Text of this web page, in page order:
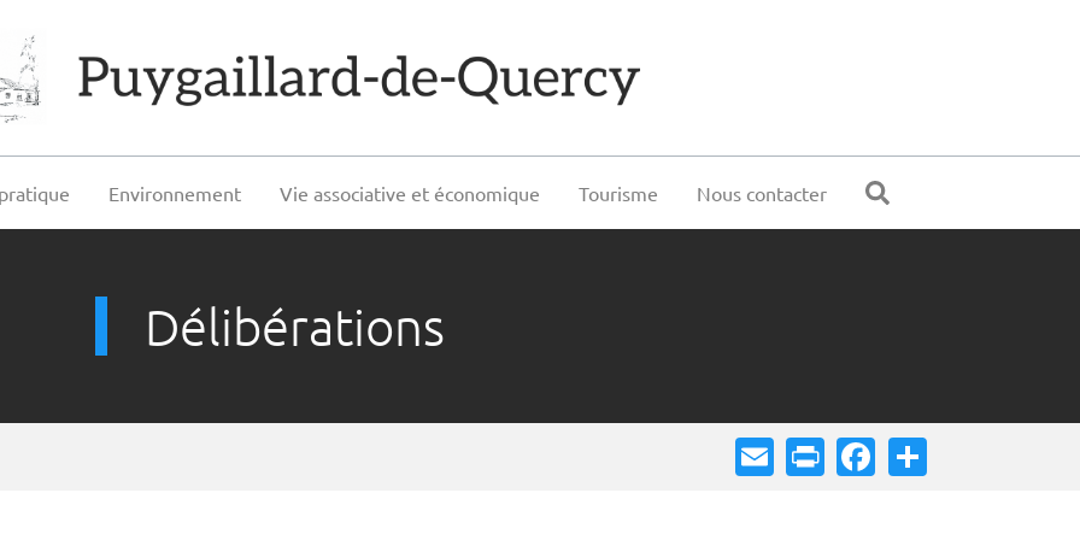
Environnement Vie associative et économique Tourisme Nous contacter
Délibérations
Email Print FacebookShare